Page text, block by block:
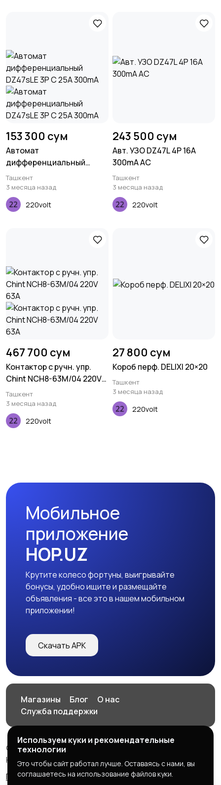
153 300 сум
Автомат
дифференциальный
DZ47sLE 3P C 25A 300mA
Ташкент
3 месяца назад
220volt
243 500 сум
Авт. УЗО DZ47L 4P 16A
300mA AC
Ташкент
3 месяца назад
220volt
467 700 сум
Контактор с ручн. упр.
Chint NCH8-63M/04 220V
63А
Ташкент
3 месяца назад
220volt
27 800 сум
Короб перф. DELIXI 20×20
Ташкент
3 месяца назад
220volt
Мобильное
приложение
HOP.UZ
Крутите колесо фортуны, выигрывайте
бонусы, удобно ищите и размещайте
объявления - все это в нашем мобильном
приложении!
Скачать APK
Магазины Блог
О нас
Служба поддержки
© 2026 HOP.UZ
HOP.UZ
Правила сервиса
Политика конфиденциальности
Используем куки и рекомендательные
технологии
Это чтобы сайт работал лучше. Оставаясь с нами, вы
соглашаетесь на использование файлов куки.